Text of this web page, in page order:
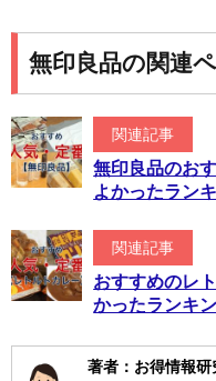
無印良品の関連
関連記事
無印良品のお
よかったラン
関連記事
おすすめのレ
かったランキ
著者：お得情報研